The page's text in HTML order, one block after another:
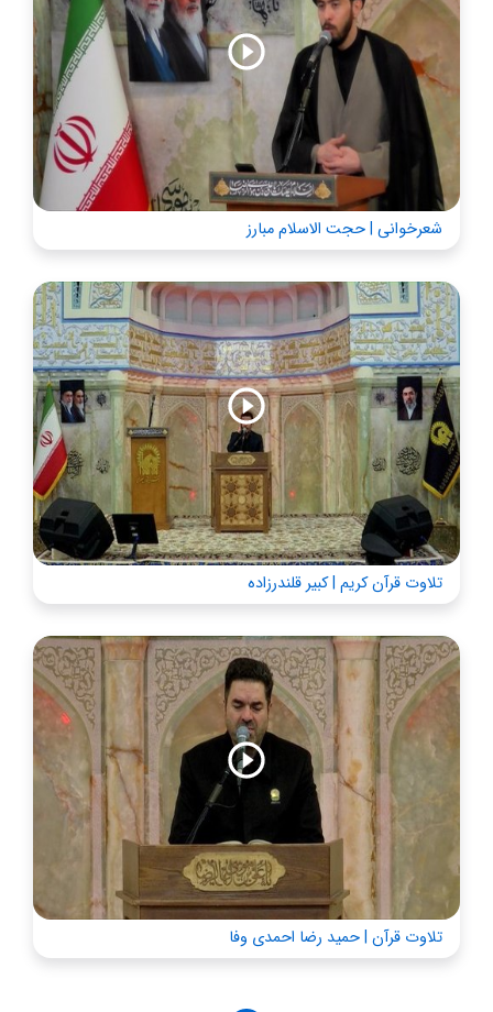
شعرخوانی | حجت الاسلام مبارز
تلاوت قرآن کریم | کبیر قلندرزاده
تلاوت قرآن | حمید رضا احمدی وفا